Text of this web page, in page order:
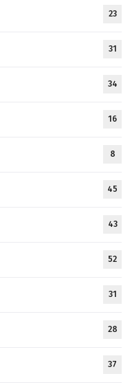
23
31
34
16
8
45
43
52
31
28
37